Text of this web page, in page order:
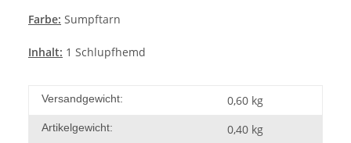
Farbe: Sumpftarn
Inhalt: 1 Schlupfhemd
Versandgewicht: 0,60 kg
Artikelgewicht: 0,40 kg